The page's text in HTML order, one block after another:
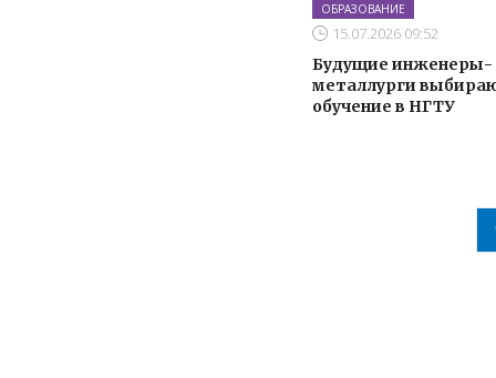
ОБРАЗОВАНИЕ
15.07.2026 09:52
Будущие инженеры-
металлурги
обучение в НГТУ